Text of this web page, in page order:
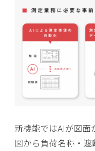
新機能ではAIが図
図から負荷名称・